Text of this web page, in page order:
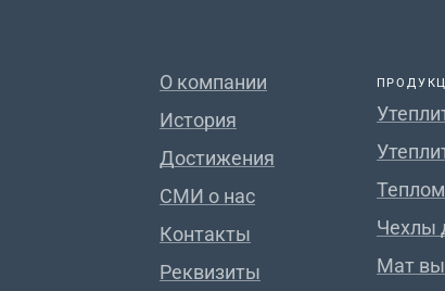
О компании
История
Достижения
СМИ о нас
Контакты
Реквизиты
Чехлы
Мат